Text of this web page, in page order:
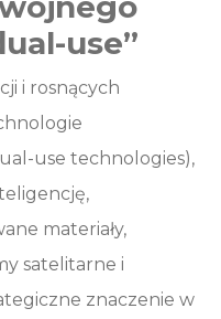
use”
i rosnących
use technologies),
materiały,
satelitarne i
znaczenie w